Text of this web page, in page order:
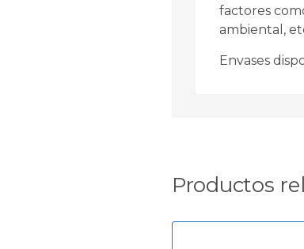
factores
ambiental,
Envases
Productos